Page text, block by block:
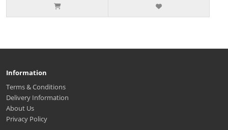
Information
Terms & Conditions
Delivery Information
About Us
Privacy Policy